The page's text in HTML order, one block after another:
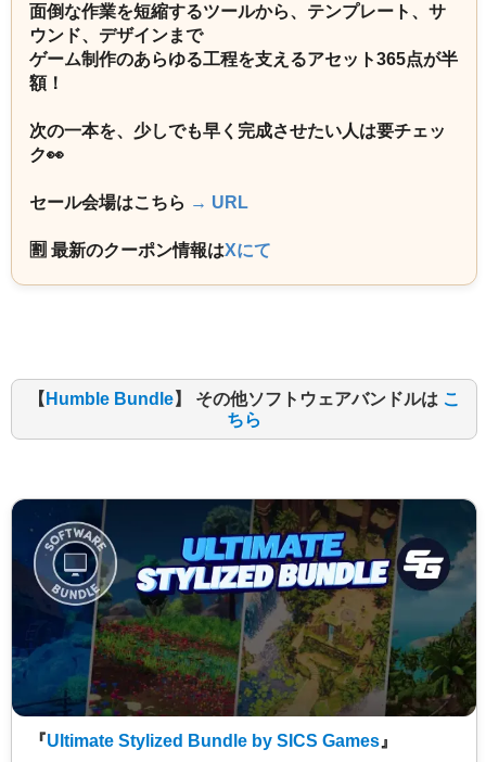
面倒な作業を短縮するツールから、テンプレート、サ
ウンド、デザインまで
ゲーム制作のあらゆる工程を支えるアセット365点が半
額！
次の一本を、少しでも早く完成させたい人は要チェッ
ク👀
セール会場はこちら → URL
🈹 最新のクーポン情報はXにて
【 Humble Bundle】 その他ソフトウェアバンドルは こ
ちら
『Ultimate Stylized Bundle by SICS Games 』